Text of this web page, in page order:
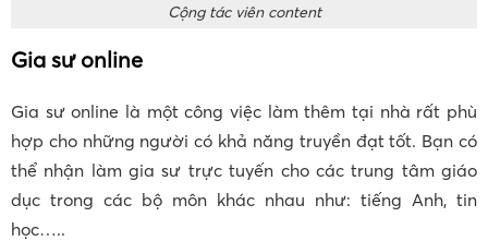
Cộng tác viên content
Gia sư online
Gia sư online là một công việc làm thêm tại nhà rất phù
hợp cho những người có khả năng truyền đạt tốt. Bạn có
thể nhận làm gia sư trực tuyến cho các trung tâm giáo
dục trong các bộ môn khác nhau như: tiếng Anh, tin
học…..